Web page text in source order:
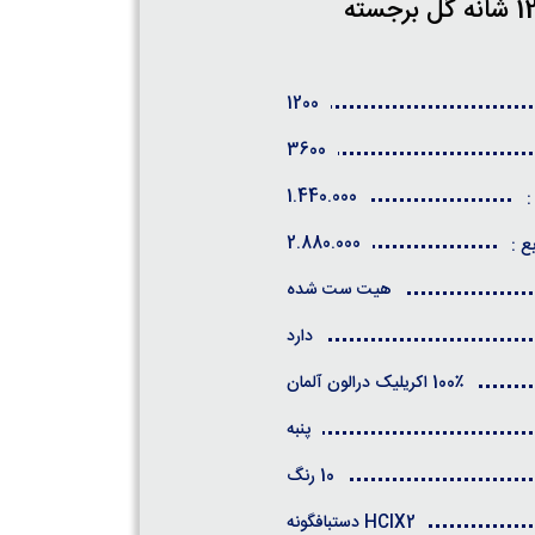
1200
3600
:
1.440.000
:
2.880.000
هیت ست شده
دارد
100٪ اکریلیک درالون آلمان
پنبه
10 رنگ
HCIX2 دستبافگونه